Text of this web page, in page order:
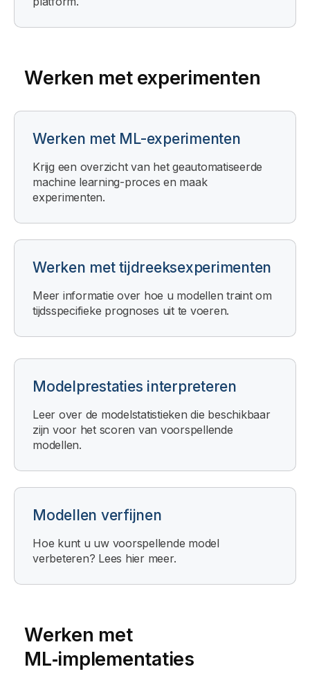
Werken met experimenten
Werken met ML-experimenten
Krijg een overzicht van het geautomatiseerde
machine learning-proces en maak
experimenten.
Werken met tijdreeksexperimenten
Meer informatie over hoe u modellen traint om
tijdsspecifieke prognoses uit te voeren.
Modelprestaties interpreteren
Leer over de modelstatistieken die beschikbaar
zijn voor het scoren van voorspellende
modellen.
Modellen verfijnen
Hoe kunt u uw voorspellende model
verbeteren? Lees hier meer.
Werken met
ML‑implementaties